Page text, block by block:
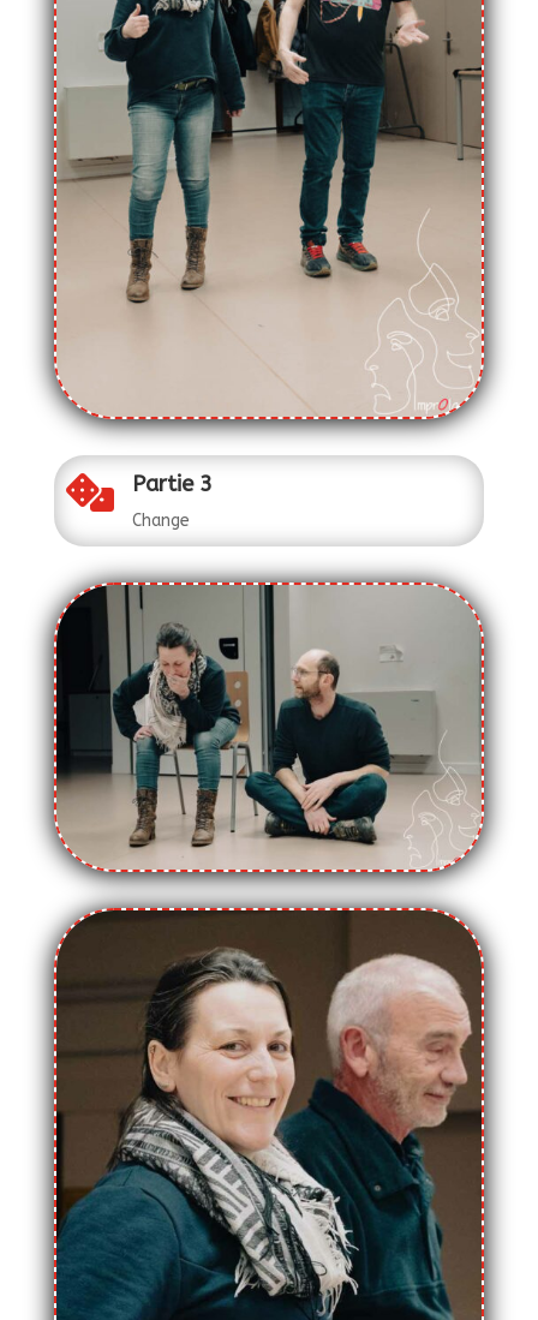
 Partie 3
Change